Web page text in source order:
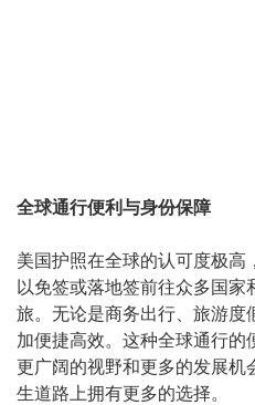
全球通行便利与身份保障
美国护照在全球的认可度极高
以免签或落地签前往众多国家
旅。无论是商务出行、旅游度
加便捷高效。这种全球通行的
更广阔的视野和更多的发展机
生道路上拥有更多的选择。